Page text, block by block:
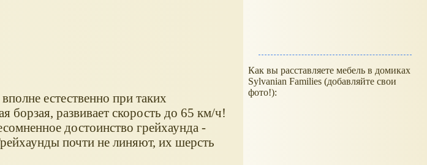
естественно при таких
борзая, развивает скорость до 65 км/ч!
достоинство грейхаунда -
почти не линяют, их шерсть
Как вы расставляете мебель в домиках
Sylvanian Families (добавляйте свои
фото!):